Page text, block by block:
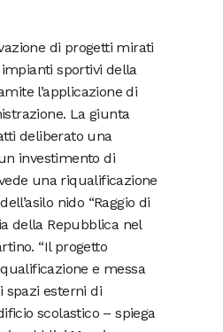
di progetti mirati
sportivi della
l’applicazione di
La giunta
deliberato una
investimento di
una riqualificazione
nido “Raggio di
della Repubblica nel
“Il progetto
e messa
spazi esterni di
scolastico – spiega